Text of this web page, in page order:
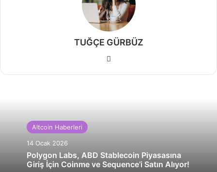
TUĞÇE GÜRBÜZ
Altcoin Haberleri
14 Ocak 2026
Polygon Labs, ABD Stablecoin Piyasasına
Giriş İçin Coinme ve Sequence’i Satın Alıyor!